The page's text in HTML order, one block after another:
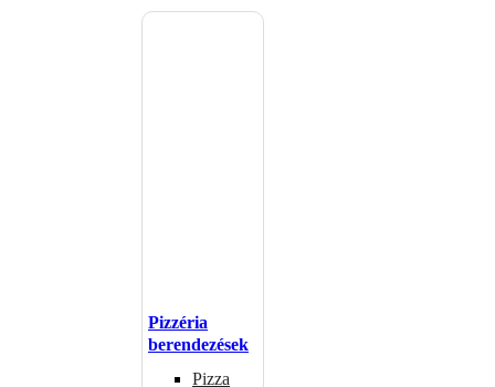
Pizzéria
berendezések
Pizza